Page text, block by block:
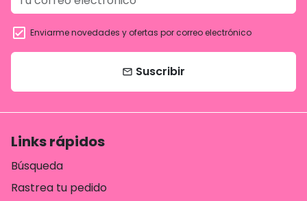
Enviarme novedades y ofertas por correo electrónico
email Suscribir
Links rápidos
Búsqueda
Rastrea tu pedido